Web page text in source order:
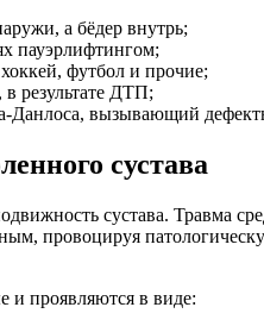
а бёдер внутрь;
пауэрлифтингом;
футбол и прочие;
результате ДТП;
Данлоса, вызывающий
сустава
сустава. Травма
провоцируя
и проявляются в виде: